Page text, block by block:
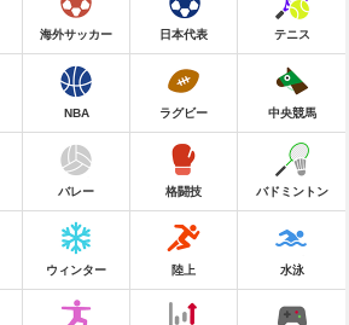
海外サッカー 日本代表 テニス
NBA ラグビー 中央競馬
バレー 格闘技 バドミントン
ウィンター 陸上 水泳